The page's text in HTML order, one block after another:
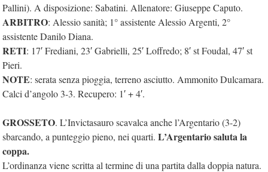
Pallini). A disposizione: Sabatini. Allenatore: Giuseppe Caputo.
ARBITRO: Alessio sanità; 1° assistente Alessio Argenti, 2°
assistente Danilo Diana.
RETI: 17′ Frediani, 23′ Gabrielli, 25′ Loffredo; 8′ st Foudal, 47′ st
Pieri.
NOTE: serata senza pioggia, terreno asciutto. Ammonito Dulcamara.
Calci d’angolo 3-3. Recupero: 1′ + 4′.
GROSSETO. L’Invictasauro scavalca anche l’Argentario (3-2)
sbarcando, a punteggio pieno, nei quarti. L’Argentario saluta la
coppa.
L’ordinanza viene scritta al termine di una partita dalla doppia natura.